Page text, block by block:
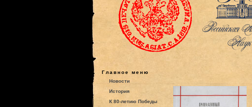
Главное меню
Новости
История
К 80-летию Победы